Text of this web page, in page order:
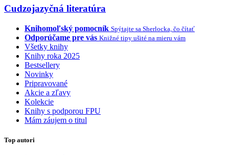
Cudzojazyčná literatúra
Knihomoľský pomocník Spýtajte sa Sherlocka, čo čítať
Odporúčame pre vás Knižné tipy ušité na mieru vám
Všetky knihy
Knihy roka 2025
Bestsellery
Novinky
Pripravované
Akcie a zľavy
Kolekcie
Knihy s podporou FPU
Mám záujem o titul
Top autori